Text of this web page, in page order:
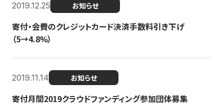
2019.12.25 お知らせ
寄付・会費のクレジットカード決済手数料引き下げ
（5→4.8%）
2019.11.14 お知らせ
寄付月間2019クラウドファンディング参加団体募集